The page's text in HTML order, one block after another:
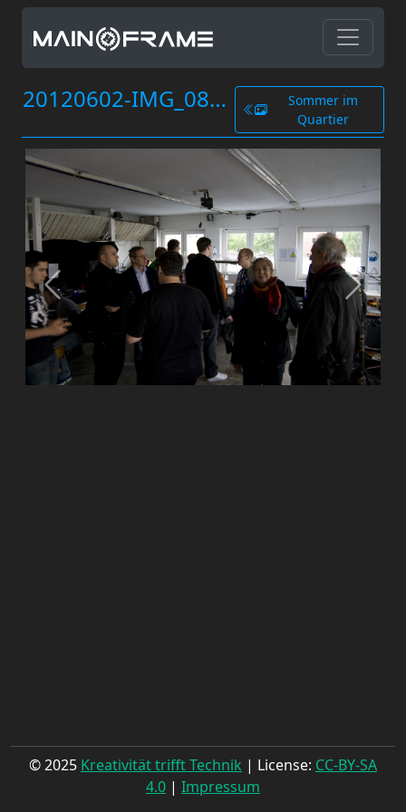
20120602-IMG_0821.jpg
Sommer im
Quartier
© 2025 Kreativität trifft Technik | License: CC-BY-SA
4.0 | Impressum